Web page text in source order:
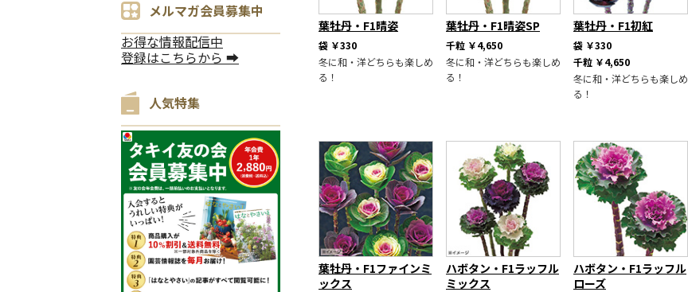
メルマガ会員募集中
お得な情報配信中
登録はこちらから ➡
人気特集
葉牡丹・F1晴姿
袋 ￥330
冬に和・洋どちらも楽しめ
る！
葉牡丹・F1晴姿SP
千粒 ￥4,650
冬に和・洋どちらも楽しめ
る！
葉牡丹・F1初紅
袋 ￥330
千粒 ￥4,650
冬に和・洋どちらも楽しめ
る！
葉牡丹・F1ファインミ
ックス
ハボタン・F1ラッフル
ミックス
ハボタン・F1ラッフル
ローズ